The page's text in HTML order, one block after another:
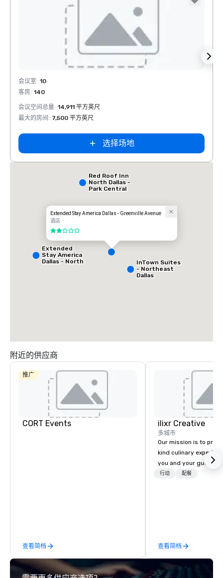
Removed from favorites
会议室: 10
客房: 140
会议空间总量: 14,911 平方英尺
最大的房间 : 7,500 平方英尺
选择场地
Extended Stay America Dallas - Greenville Avenue
酒店
2/5
La Quinta Inn
& Suites by
Wyndham
Dallas North
Central
Extended
Stay America
Dallas - North
Red Roof Inn
North Dallas -
Park Central
InTown Suites
- Northeast
Dallas
附近的供应商
推广
CORT Events
查看简档
ilixr Creative
多城市
Our mission is to
kind culinary
you and your guests
memories and
catering industry.
行动 配餐
查看简档